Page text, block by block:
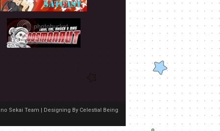
Sekai Team | Designing By Celestial Being